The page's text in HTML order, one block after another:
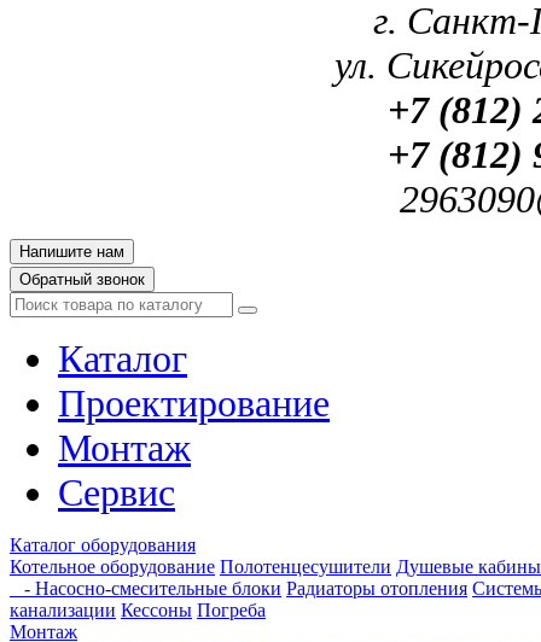
г. Санкт-
ул.
+7 (812)
+7 (812)
Напишите нам
Обратный звонок
Каталог
Проектирование
Монтаж
Сервис
Каталог оборудования
Котельное оборудование Полотенцесушители Душевые кабины
- Насосно-смесительные блоки Радиаторы отопления
канализации Кессоны Погреба
Монтаж